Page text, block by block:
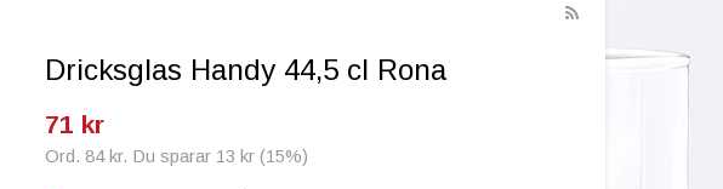
Dricksglas Handy 44,5 cl Rona
71 kr
Ord. 84 kr. Du sparar 13 kr (15%)